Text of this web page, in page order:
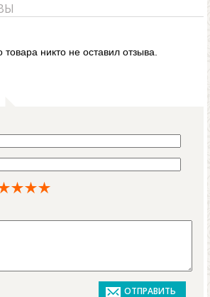
товара никто не оставил отзыва.